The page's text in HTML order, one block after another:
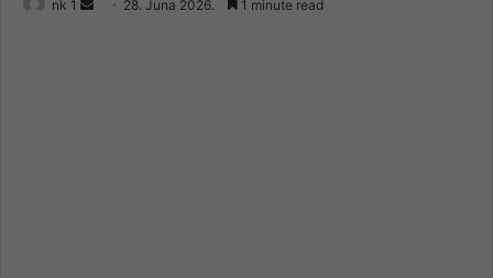
nk 1
Send 28. Juna 2026. 1 minute read